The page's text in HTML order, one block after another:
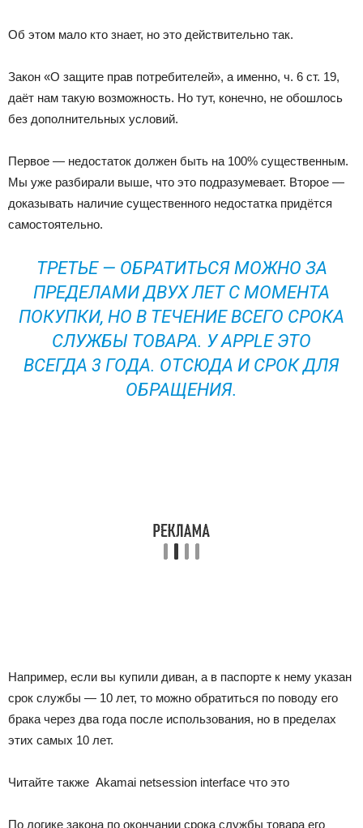
Об этом мало кто знает, но это действительно так.
Закон «О защите прав потребителей», а именно, ч. 6 ст. 19,
даёт нам такую возможность. Но тут, конечно, не обошлось
без дополнительных условий.
Первое — недостаток должен быть на 100% существенным.
Мы уже разбирали выше, что это подразумевает. Второе —
доказывать наличие существенного недостатка придётся
самостоятельно.
ТРЕТЬЕ — ОБРАТИТЬСЯ МОЖНО ЗА
ПРЕДЕЛАМИ ДВУХ ЛЕТ С МОМЕНТА
ПОКУПКИ, НО В ТЕЧЕНИЕ ВСЕГО СРОКА
СЛУЖБЫ ТОВАРА. У APPLE ЭТО
ВСЕГДА 3 ГОДА. ОТСЮДА И СРОК ДЛЯ
ОБРАЩЕНИЯ.
Например, если вы купили диван, а в паспорте к нему указан
срок службы — 10 лет, то можно обратиться по поводу его
брака через два года после использования, но в пределах
этих самых 10 лет.
Читайте также Akamai netsession interface что это
По логике закона по окончании срока службы товара его